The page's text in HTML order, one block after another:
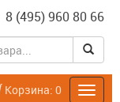
(495) 960 80 66
Корзина: 0